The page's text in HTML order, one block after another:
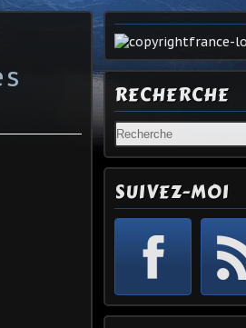
RECHERCHE
SUIVEZ-MOI